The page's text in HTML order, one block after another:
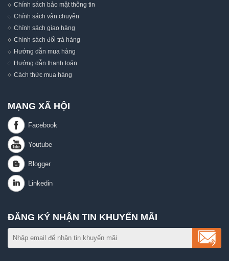
Chính sách bảo mật thông tin
Chính sách vận chuyển
Chính sách giao hàng
Chính sách đổi trả hàng
Hướng dẫn mua hàng
Hướng dẫn thanh toán
Cách thức mua hàng
MẠNG XÃ HỘI
ĐĂNG KÝ NHẬN TIN KHUYẾN MÃI